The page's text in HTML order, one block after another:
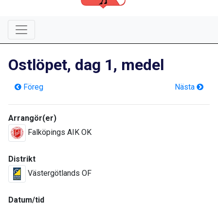
Ostlöpet, dag 1, medel
Föreg Nästa
Arrangör(er)
Falköpings AIK OK
Distrikt
Västergötlands OF
Datum/tid